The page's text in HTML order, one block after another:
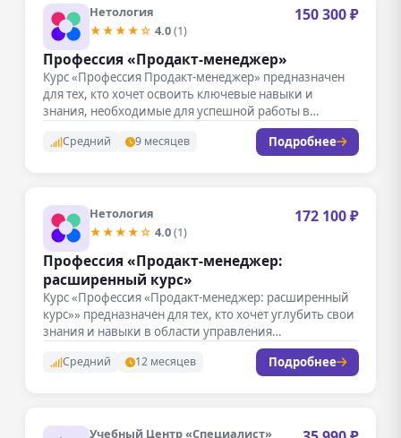
Нетология
★★★★☆ 4.0(1)
150 300 ₽
Профессия «Продакт-менеджер»
Курс «Профессия Продакт-менеджер» предназначен
для тех, кто хочет освоить ключевые навыки и
знания, необходимые для успешной работы в…
Средний 9 месяцев Подробнее
Нетология
★★★★☆ 4.0(1)
172 100 ₽
Профессия «Продакт-менеджер:
расширенный курс»
Курс «Профессия «Продакт-менеджер: расширенный
курс»» предназначен для тех, кто хочет углубить свои
знания и навыки в области управления…
Средний 12 месяцев Подробнее
Учебный Центр «Специалист»